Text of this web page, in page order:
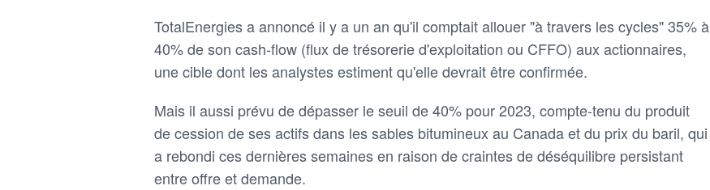
TotalEnergies a annoncé il y a un an qu'il comptait allouer "à travers les cycles" 35% à
40% de son cash-flow (flux de trésorerie d'exploitation ou CFFO) aux actionnaires,
une cible dont les analystes estiment qu'elle devrait être confirmée.
Mais il aussi prévu de dépasser le seuil de 40% pour 2023, compte-tenu du produit
de cession de ses actifs dans les sables bitumineux au Canada et du prix du baril, qui
a rebondi ces dernières semaines en raison de craintes de déséquilibre persistant
entre offre et demande.